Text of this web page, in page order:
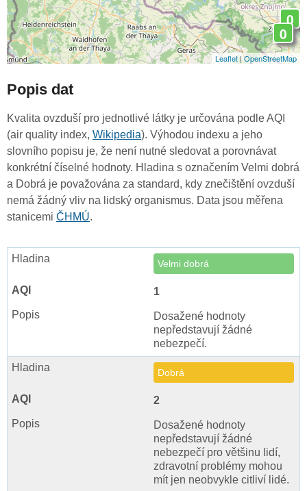
0
0
Leaflet |OpenStreetMap
Popis dat
Kvalita ovzduší pro jednotlivé látky je určována podle AQI
(air quality index, Wikipedia). Výhodou indexu a jeho
slovního popisu je, že není nutné sledovat a porovnávat
konkrétní číselné hodnoty. Hladina s označením Velmi dobrá
a Dobrá je považována za standard, kdy znečištění ovzduší
nemá žádný vliv na lidský organismus. Data jsou měřena
stanicemi ČHMÚ.
Velmi dobrá
1
Dosažené hodnoty
nepředstavují žádné
nebezpečí.
Dobrá
2
Dosažené hodnoty
nepředstavují žádné
nebezpečí pro většinu lidí,
zdravotní problémy mohou
mít jen neobvykle citliví lidé.